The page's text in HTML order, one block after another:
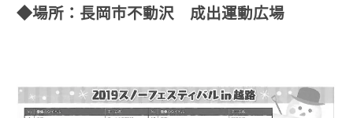
◆場所：長岡市不動沢 成出運動広場